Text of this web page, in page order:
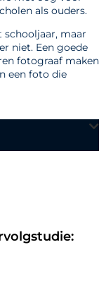
als ouders.
maar
niet. Een goede
fotograaf maken
een foto die